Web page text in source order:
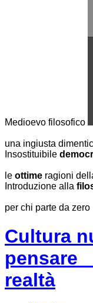
Medioevo filosofico
una ingiusta
Insostituibile
le ottime ragioni
Introduzione alla
per chi parte da zero
Cultura
realtà